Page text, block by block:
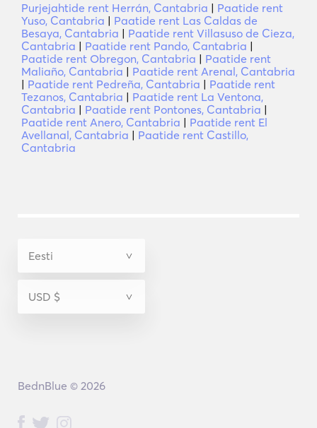
Purjejahtide rent Herrán, Cantabria | Paatide rent
Yuso, Cantabria | Paatide rent Las Caldas de
Besaya, Cantabria | Paatide rent Villasuso de Cieza,
Cantabria | Paatide rent Pando, Cantabria |
Paatide rent Obregon, Cantabria | Paatide rent
Maliaño, Cantabria | Paatide rent Arenal, Cantabria
| Paatide rent Pedreña, Cantabria | Paatide rent
Tezanos, Cantabria | Paatide rent La Ventona,
Cantabria | Paatide rent Pontones, Cantabria |
Paatide rent Anero, Cantabria | Paatide rent El
Avellanal, Cantabria | Paatide rent Castillo,
Cantabria
BednBlue © 2026